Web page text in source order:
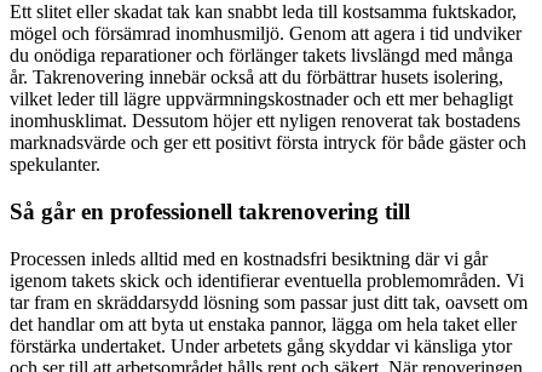
Ett slitet eller skadat tak kan snabbt leda till kostsamma fuktskador,
mögel och försämrad inomhusmiljö. Genom att agera i tid undviker
du onödiga reparationer och förlänger takets livslängd med många
år. Takrenovering innebär också att du förbättrar husets isolering,
vilket leder till lägre uppvärmningskostnader och ett mer behagligt
inomhusklimat. Dessutom höjer ett nyligen renoverat tak bostadens
marknadsvärde och ger ett positivt första intryck för både gäster och
spekulanter.
Så går en professionell takrenovering till
Processen inleds alltid med en kostnadsfri besiktning där vi går
igenom takets skick och identifierar eventuella problemområden. Vi
tar fram en skräddarsydd lösning som passar just ditt tak, oavsett om
det handlar om att byta ut enstaka pannor, lägga om hela taket eller
förstärka undertaket. Under arbetets gång skyddar vi känsliga ytor
och ser till att arbetsområdet hålls rent och säkert. När renoveringen